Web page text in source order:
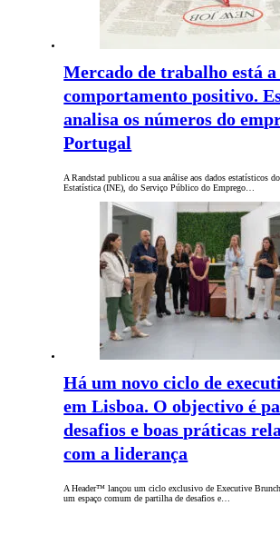
Mercado de trabalho está
comportamento positivo.
analisa os números do
Portugal
A Randstad publicou a sua análise aos dados estatísticos
Estatística (INE), do Serviço Público do Emprego…
Há um novo ciclo de
em Lisboa. O objectivo é
desafios e boas práticas
com a liderança
A Header™ lançou um ciclo exclusivo de Executive
um espaço comum de partilha de desafios e…